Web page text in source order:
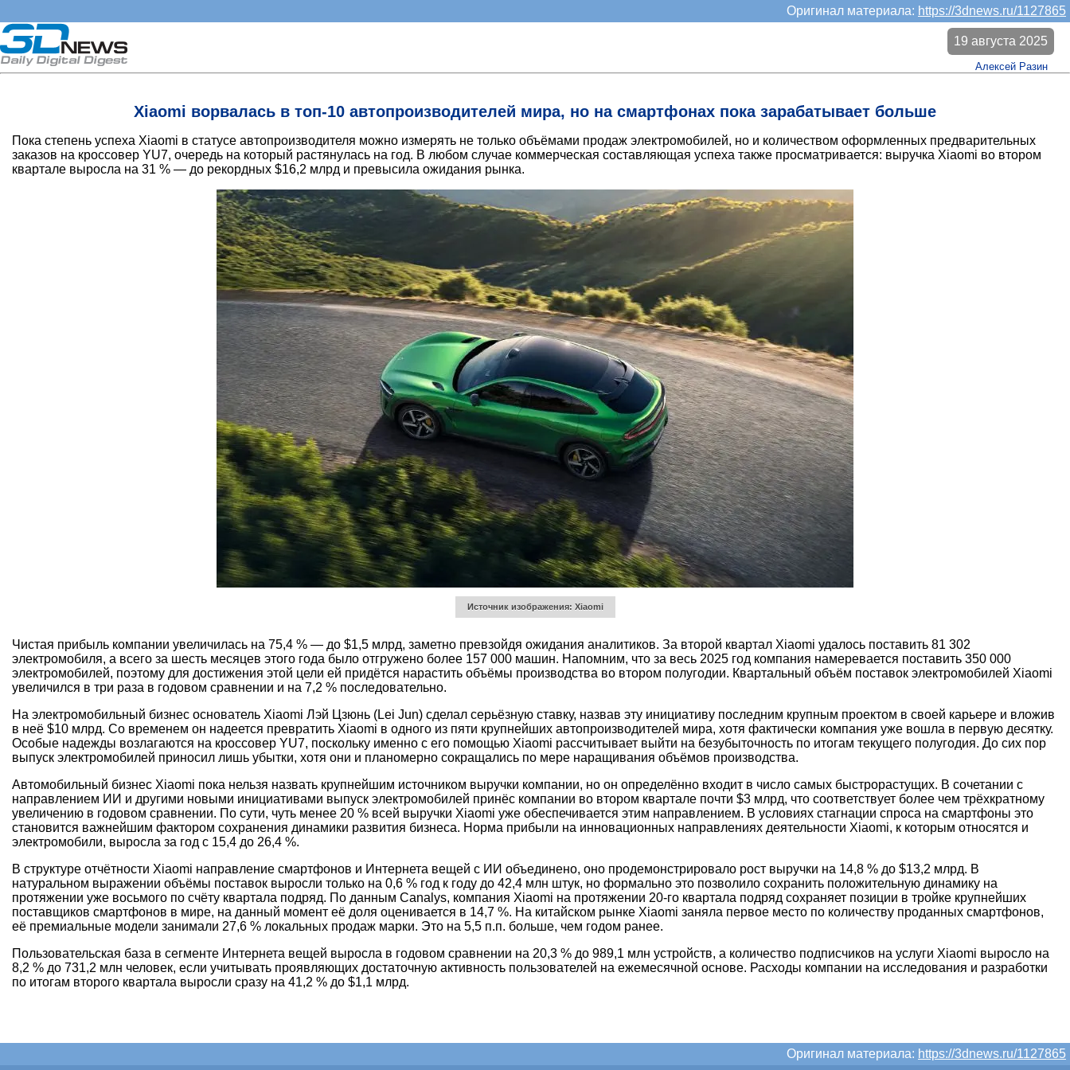
Оригинал материала: https://3dnews.ru/1127865
Xiaomi ворвалась в топ-10 автопроизводителей мира, но на смартфонах пока зарабатывает больше
19 августа 2025
Алексей Разин
Пока степень успеха Xiaomi в статусе автопроизводителя можно измерять не только объёмами продаж электромобилей, но и количеством оформленных предварительных
заказов на кроссовер YU7, очередь на который растянулась на год. В любом случае коммерческая составляющая успеха также просматривается: выручка Xiaomi во втором
квартале выросла на 31 % — до рекордных $16,2 млрд и превысила ожидания рынка.
Источник изображения: Xiaomi
Чистая прибыль компании увеличилась на 75,4 % — до $1,5 млрд, заметно превзойдя ожидания аналитиков. За второй квартал Xiaomi удалось поставить 81 302
электромобиля, а всего за шесть месяцев этого года было отгружено более 157 000 машин. Напомним, что за весь 2025 год компания намеревается поставить 350 000
электромобилей, поэтому для достижения этой цели ей придётся нарастить объёмы производства во втором полугодии. Квартальный объём поставок электромобилей Xiaomi
увеличился в три раза в годовом сравнении и на 7,2 % последовательно.
На электромобильный бизнес основатель Xiaomi Лэй Цзюнь (Lei Jun) сделал серьёзную ставку, назвав эту инициативу последним крупным проектом в своей карьере и вложив
в неё $10 млрд. Со временем он надеется превратить Xiaomi в одного из пяти крупнейших автопроизводителей мира, хотя фактически компания уже вошла в первую десятку.
Особые надежды возлагаются на кроссовер YU7, поскольку именно с его помощью Xiaomi рассчитывает выйти на безубыточность по итогам текущего полугодия. До сих пор
выпуск электромобилей приносил лишь убытки, хотя они и планомерно сокращались по мере наращивания объёмов производства.
Автомобильный бизнес Xiaomi пока нельзя назвать крупнейшим источником выручки компании, но он определённо входит в число самых быстрорастущих. В сочетании с
направлением ИИ и другими новыми инициативами выпуск электромобилей принёс компании во втором квартале почти $3 млрд, что соответствует более чем трёхкратному
увеличению в годовом сравнении. По сути, чуть менее 20 % всей выручки Xiaomi уже обеспечивается этим направлением. В условиях стагнации спроса на смартфоны это
становится важнейшим фактором сохранения динамики развития бизнеса. Норма прибыли на инновационных направлениях деятельности Xiaomi, к которым относятся и
электромобили, выросла за год с 15,4 до 26,4 %.
В структуре отчётности Xiaomi направление смартфонов и Интернета вещей с ИИ объединено, оно продемонстрировало рост выручки на 14,8 % до $13,2 млрд. В
натуральном выражении объёмы поставок выросли только на 0,6 % год к году до 42,4 млн штук, но формально это позволило сохранить положительную динамику на
протяжении уже восьмого по счёту квартала подряд. По данным Canalys, компания Xiaomi на протяжении 20-го квартала подряд сохраняет позиции в тройке крупнейших
поставщиков смартфонов в мире, на данный момент её доля оценивается в 14,7 %. На китайском рынке Xiaomi заняла первое место по количеству проданных смартфонов,
её премиальные модели занимали 27,6 % локальных продаж марки. Это на 5,5 п.п. больше, чем годом ранее.
Пользовательская база в сегменте Интернета вещей выросла в годовом сравнении на 20,3 % до 989,1 млн устройств, а количество подписчиков на услуги Xiaomi выросло на
8,2 % до 731,2 млн человек, если учитывать проявляющих достаточную активность пользователей на ежемесячной основе. Расходы компании на исследования и разработки
по итогам второго квартала выросли сразу на 41,2 % до $1,1 млрд.
Оригинал материала: https://3dnews.ru/1127865